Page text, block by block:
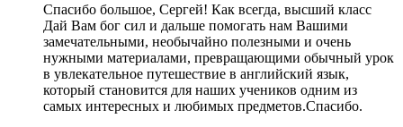
Спасибо большое, Сергей! Как всегда, высший класс
Дай Вам бог сил и дальше помогать нам Вашими
замечательными, необычайно полезными и очень
нужными материалами, превращающими обычный урок
в увлекательное путешествие в английский язык,
который становится для наших учеников одним из
самых интересных и любимых предметов.Спасибо.